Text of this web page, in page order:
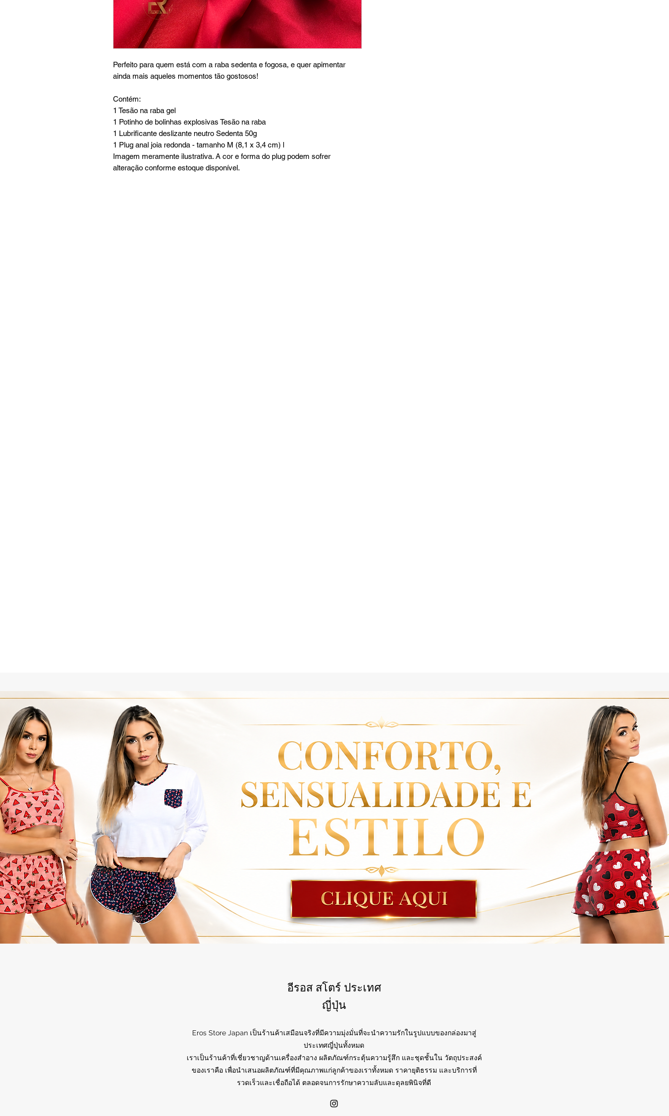
Perfeito para quem está com a raba sedenta e fogosa, e quer apimentar
ainda mais aqueles momentos tão gostosos!
Contém:
1 Tesão na raba gel
1 Potinho de bolinhas explosivas Tesão na raba
1 Lubrificante deslizante neutro Sedenta 50g
1 Plug anal joia redonda - tamanho M (8,1 x 3,4 cm) l
Imagem meramente ilustrativa. A cor e forma do plug podem sofrer
alteração conforme estoque disponível.
อีรอส สโตร์ ประเทศ
ญี่ปุ่น
Eros Store Japan เป็นร้านค้าเสมือนจริงที่มีความมุ่งมั่นที่จะนำความรักในรูปแบบของกล่องมาสู่
ประเทศญี่ปุ่นทั้งหมด
เราเป็นร้านค้าที่เชี่ยวชาญด้านเครื่องสำอาง ผลิตภัณฑ์กระตุ้นความรู้สึก และชุดชั้นใน วัตถุประสงค์
ของเราคือ เพื่อนำเสนอผลิตภัณฑ์ที่มีคุณภาพแก่ลูกค้าของเราทั้งหมด ราคายุติธรรม และบริการที่
รวดเร็วและเชื่อถือได้ ตลอดจนการรักษาความลับและดุลยพินิจที่ดี